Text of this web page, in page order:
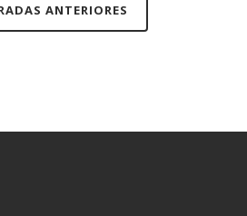
ANTERIORES